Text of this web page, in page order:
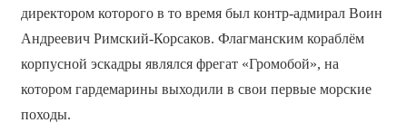
директором которого в то время был контр-адмирал Воин
Андреевич Римский-Корсаков. Флагманским кораблём
корпусной эскадры являлся фрегат «Громобой», на
котором гардемарины выходили в свои первые морские
походы.